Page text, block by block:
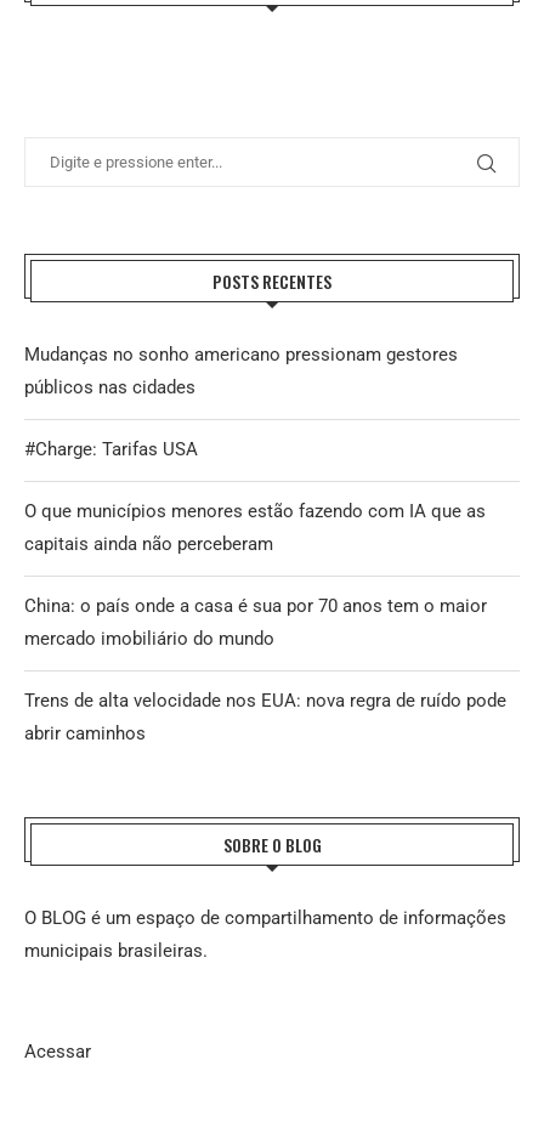
POSTS RECENTES
Mudanças no sonho americano pressionam gestores
públicos nas cidades
#Charge: Tarifas USA
O que municípios menores estão fazendo com IA que as
capitais ainda não perceberam
China: o país onde a casa é sua por 70 anos tem o maior
mercado imobiliário do mundo
Trens de alta velocidade nos EUA: nova regra de ruído pode
abrir caminhos
SOBRE O BLOG
O BLOG é um espaço de compartilhamento de informações
municipais brasileiras.
Acessar